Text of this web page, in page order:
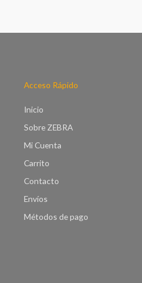
Acceso Rápido
Inicio
Sobre ZEBRA
Mi Cuenta
Carrito
Contacto
Envíos
Métodos de pago